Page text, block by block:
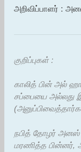
அறிவிப்பாளர் :
குறிப்புகள் :
காலித் பின் அல்
சப்பையை அல்லது
நபித் தோழர் அனஸ்
மரணித்த பின்னர்,